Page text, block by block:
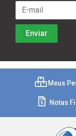
Meus
Notas